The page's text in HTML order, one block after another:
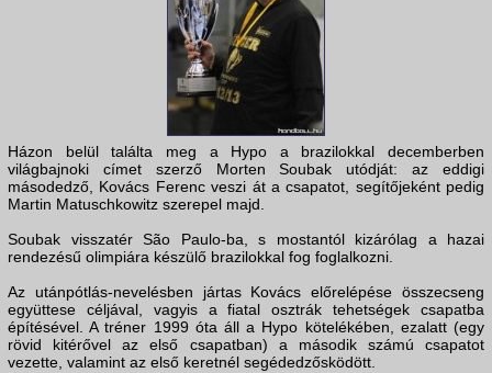
Házon belül találta meg a Hypo a brazilokkal decemberben
világbajnoki címet szerző Morten Soubak utódját: az eddigi
másodedző, Kovács Ferenc veszi át a csapatot, segítőjeként pedig
Martin Matuschkowitz szerepel majd.
Soubak visszatér São Paulo-ba, s mostantól kizárólag a hazai
rendezésű olimpiára készülő brazilokkal fog foglalkozni.
Az utánpótlás-nevelésben jártas Kovács előrelépése összecseng
együttese céljával, vagyis a fiatal osztrák tehetségek csapatba
építésével. A tréner 1999 óta áll a Hypo kötelékében, ezalatt (egy
rövid kitérővel az első csapatban) a második számú csapatot
vezette, valamint az első keretnél segédedzősködött.